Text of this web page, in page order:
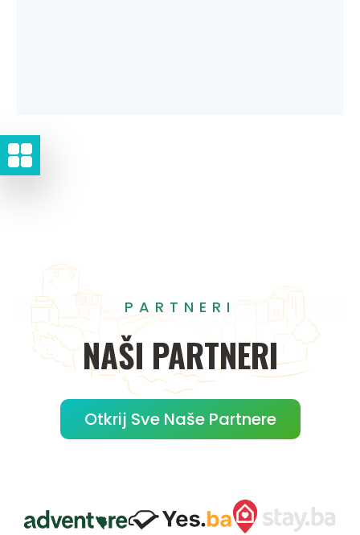
PARTNERI
NAŠI PARTNERI
Otkrij Sve Naše Partnere